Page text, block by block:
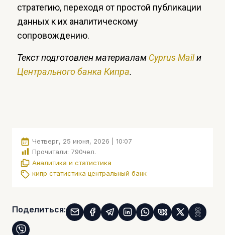
стратегию, переходя от простой публикации
данных к их аналитическому
сопровождению.
Текст подготовлен материалам Сyprus Mailи
Центрального банка Кипра.
Четверг, 25 июня, 2026 | 10:07
Прочитали: 790чел.
Аналитика и статистика
кипр статистика центральный банк
Поделиться: